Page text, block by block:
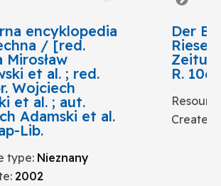
encyklopedia
/ [red.
Mirosław
et al. ; red.
Wojciech
et al. ; aut.
Adamski et al.
Lib.
type: Nieznany
: 2002
Der
R.
Create